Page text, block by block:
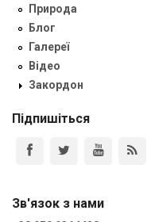
Природа
Блог
Галереї
Відео
Закордон
Підпишіться
Зв'язок з нами